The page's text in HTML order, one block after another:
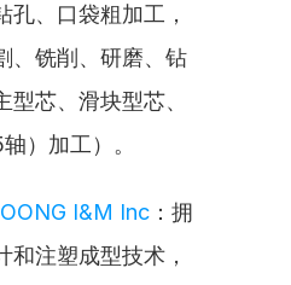
孔、口袋粗加工，
、铣削、研磨、钻
芯、滑块型芯、
）加工）。
I&M Inc ：拥
和注塑成型技术，